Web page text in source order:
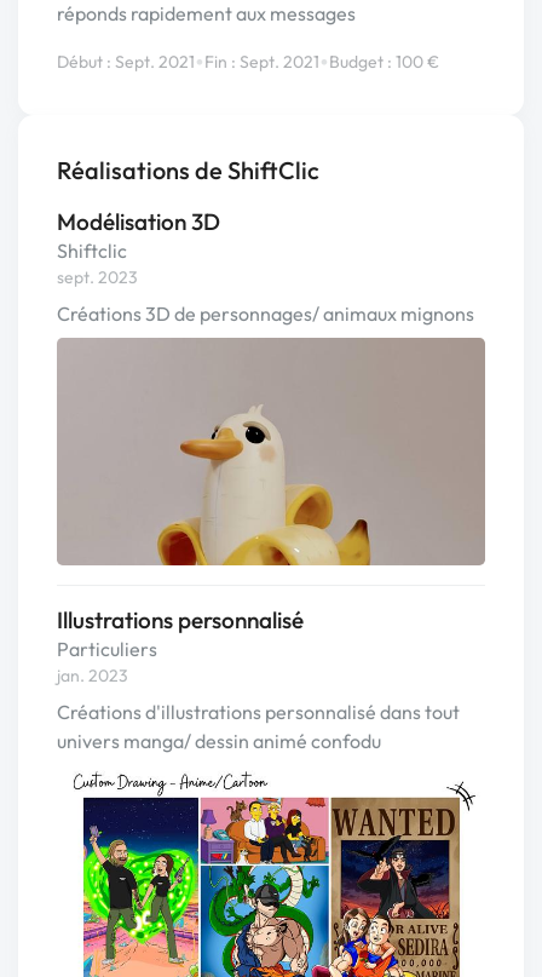
réponds rapidement aux messages
Début : Sept. 2021•Fin : Sept. 2021•Budget : 100 €
Réalisations de ShiftClic
Modélisation 3D
Shiftclic
sept. 2023
Créations 3D de personnages/ animaux mignons
Illustrations personnalisé
Particuliers
jan. 2023
Créations d'illustrations personnalisé dans tout
univers manga/ dessin animé confodu